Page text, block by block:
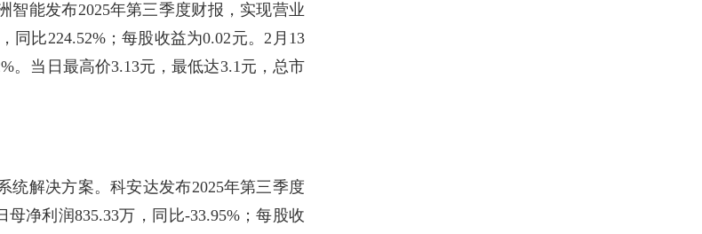
智能发布2025年第三季度财报，实现营业
同比224.52%；每股收益为0.02元。2月13
。当日最高价3.13元，最低达3.1元，总市
统解决方案。科安达发布2025年第三季度
净利润835.33万，同比-33.95%；每股收